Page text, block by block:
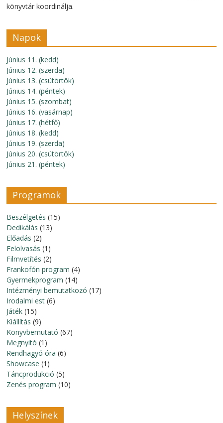
könyvtár koordinálja.
Napok
Június 11. (kedd)
Június 12. (szerda)
Június 13. (csütörtök)
Június 14. (péntek)
Június 15. (szombat)
Június 16. (vasárnap)
Június 17. (hétfő)
Június 18. (kedd)
Június 19. (szerda)
Június 20. (csütörtök)
Június 21. (péntek)
Programok
Beszélgetés (15)
Dedikálás (13)
Előadás (2)
Felolvasás (1)
Filmvetítés (2)
Frankofón program (4)
Gyermekprogram (14)
Intézményi bemutatkozó (17)
Irodalmi est (6)
Játék (15)
Kiállítás (9)
Könyvbemutató (67)
Megnyitó (1)
Rendhagyó óra (6)
Showcase (1)
Táncprodukció (5)
Zenés program (10)
Helyszínek